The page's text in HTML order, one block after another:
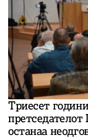
Триесет
останаа